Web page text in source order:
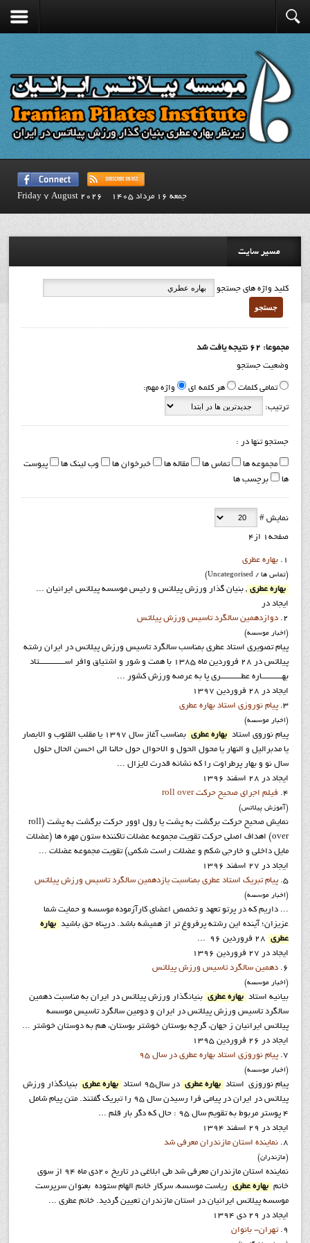
جمعه 16 مرداد 1405 Friday 7 August 2026
مسیر سایت
کلید واژه های جستجو
جستجو
مجموعا: 62 نتیجه یافت شد
وضعیت جستجو
تمامی کلمات هر کلمه ای واژه مهم:
ترتیب:
جستجو تنها در :
مجموعه ها تماس ها مقاله ها خبرخوان ها وب لینک ها
پیوست
ها
برچسب ها
نمایش #
صفحه1 از4
1.
بهاره عطري
(تماس ها / Uncategorised)
بهاره عطري , بنيان گذار ورزش پيلاتس و رئيس موسسه پيلاتس ايرانيان ...
ایجاد در
2.
دوازدهمين سالگرد تاسيس ورزش پيلاتس
(اخبار موسسه)
پيام تصويري استاد عطري بمناسب سالگرد تاسيس ورزش پيلاتس در ايران رشته
پيلاتس در ٢٨ فروردين ماه ١٣٨٥ با همت و شور و اشتیاق وافر اســــــــــــتاد
بهــــــــــاره عطــــــــــري پا به عرصه ورزش كشور ...
ایجاد در 28 فروردين 1397
3.
پيام نوروزي استاد بهاره عطري
(اخبار موسسه)
پيام نوروي استاد
بهاره عطري
بمناسب آغاز سال 1397 يا مقلب القلوب و الابصار
یا مدبرالیل و النهار یا محول الحول و الاحوال حول حالنا الی احسن الحال حلول
سال نو و بهار پرطراوت را که نشانه قدرت لایزال ...
ایجاد در 28 اسفند 1396
4.
فيلم اجراي صحيح حرکت roll over
(آموزش پيلاتس)
نمايش صحيح حركت برگشت به پشت يا رول اوور حركت برگشت به پشت (roll
over) اهداف اصلي حركت تقويت مجموعه عضلات تاكننده ستون مهره ها (عضلات
مايل داخلي و خارجي شكم و عضلات راست شكمي) تقويت مجموعه عضلات ...
ایجاد در 27 اسفند 1396
5.
پيام تبريک استاد عطري بمناسبت يازدهمين سالگرد تاسيس ورزش پيلاتس
(اخبار موسسه)
... داريم كه در پرتو تعهد و تخصص اعضاي كارآزموده موسسه و حمايت شما
عزيزان؛ آينده اين رشته پرفروغ تر از هميشه باشد. درپناه حق باشيد
بهاره
عطري
ایجاد در 27 فروردين 1396
6.
دهمين سالگرد تاسيس ورزش پيلاتس
(اخبار موسسه)
بيانيه استاد
بهاره عطري بنيانگذار ورزش پيلاتس در ايران به مناسبت دهمين
سالگرد تاسيس ورزش پيلاتس در ايران و دومين سالگرد تاسيس موسسه
پيلاتس ايرانيان ز جهان، گرچه بوستان خوشتر بوستان، هم به دوستان خوشتر ...
ایجاد در 26 فروردين 1395
7.
پيام نوروزي استاد بهاره عطري در سال 95
(اخبار موسسه)
پيام نوروزي استاد
بهاره عطري در سال95 استاد بهاره عطري بنيانگذار ورزش
پيلاتس در ايران در پيامي فرا رسيدن سال 95 را تبريک گفتند. متن پيام شامل
4 پوستر مربوط به تقويم سال 95 : حال که دگر بار قلم ...
ایجاد در 29 اسفند 1394
8.
نماينده استان مازندران معرفي شد
(مازندران)
نماينده استان مازندران معرفي شد طي ابلاغي در تاريخ 20دي ماه 94 از سوي
خانم
بهاره عطري
رياست موسسه، سرکار خانم الهام ستوده بعنوان سرپرست
موسسه پيلاتس ايرانيان در استان مازندران تعيين گرديد. خانم عطری ...
ایجاد در 29 دی 1394
9.
تهران- بانوان